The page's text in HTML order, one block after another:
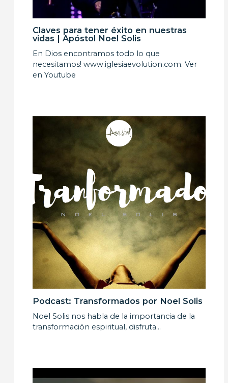
Claves para tener éxito en nuestras
vidas | Apóstol Noel Solis
En Dios encontramos todo lo que
necesitamos! www.iglesiaevolution.com. Ver
en Youtube
Podcast: Transformados por Noel Solis
Noel Solis nos habla de la importancia de la
transformación espiritual, disfruta…